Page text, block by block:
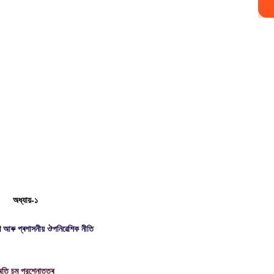
অধ্যায়-১
আৰু প্ৰশাসনীয় ঔপনিৱেশিক নীতি
চমু প্রশ্নোত্তৰ